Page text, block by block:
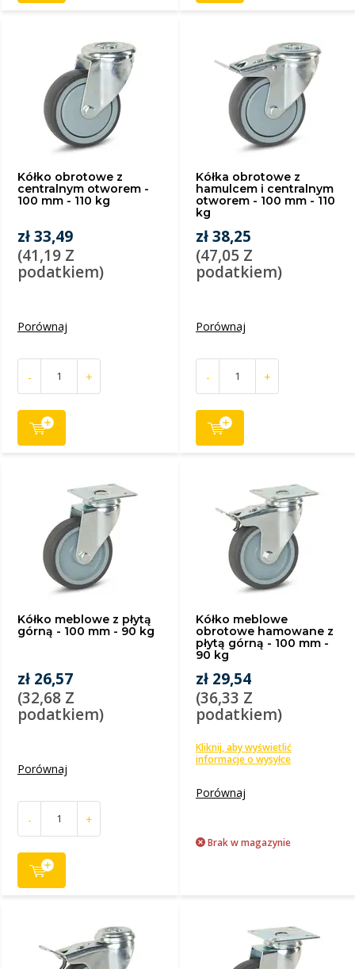
Kółko obrotowe z
centralnym otworem -
100 mm - 110 kg
zł 33,49
(41,19 Z
podatkiem)
Porównaj
- +
Kółka obrotowe z
hamulcem i centralnym
otworem - 100 mm - 110
kg
zł 38,25
(47,05 Z
podatkiem)
Porównaj
- +
Kółko meblowe z płytą
górną - 100 mm - 90 kg
zł 26,57
(32,68 Z
podatkiem)
Porównaj
- +
Kółko meblowe
obrotowe hamowane z
płytą górną - 100 mm -
90 kg
zł 29,54
(36,33 Z
podatkiem)
Kliknij, aby wyświetlić
informacje o wysyłce
Porównaj
Brak w magazynie